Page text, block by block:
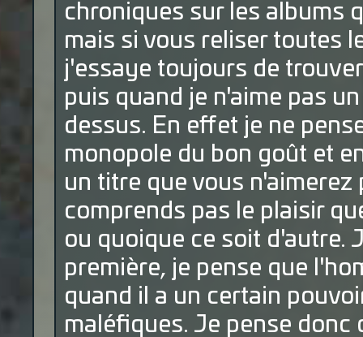
chroniques sur les albums
mais si vous reliser toutes
j'essaye toujours de
puis quand je n'aime pas
dessus. En effet je ne
monopole du bon goût et
un titre que vous
comprends pas le plaisir
ou quoique ce soit d'autre.
première, je pense que
quand il a un certain
maléfiques. Je pense